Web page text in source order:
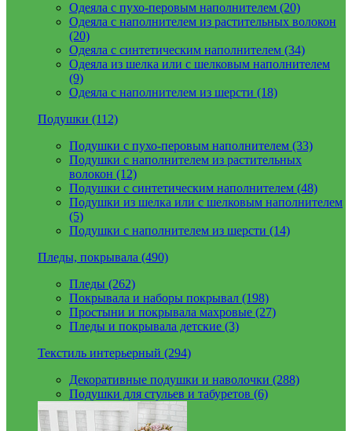
Одеяла с пухо-перовым наполнителем (20)
Одеяла с наполнителем из растительных волокон
(20)
Одеяла с синтетическим наполнителем (34)
Одеяла из шелка или с шелковым наполнителем
(9)
Одеяла с наполнителем из шерсти (18)
Подушки (112)
Подушки с пухо-перовым наполнителем (33)
Подушки с наполнителем из растительных
волокон (12)
Подушки с синтетическим наполнителем (48)
Подушки из шелка или с шелковым наполнителем
(5)
Подушки с наполнителем из шерсти (14)
Пледы, покрывала (490)
Пледы (262)
Покрывала и наборы покрывал (198)
Простыни и покрывала махровые (27)
Пледы и покрывала детские (3)
Текстиль интерьерный (294)
Декоративные подушки и наволочки (288)
Подушки для стульев и табуретов (6)